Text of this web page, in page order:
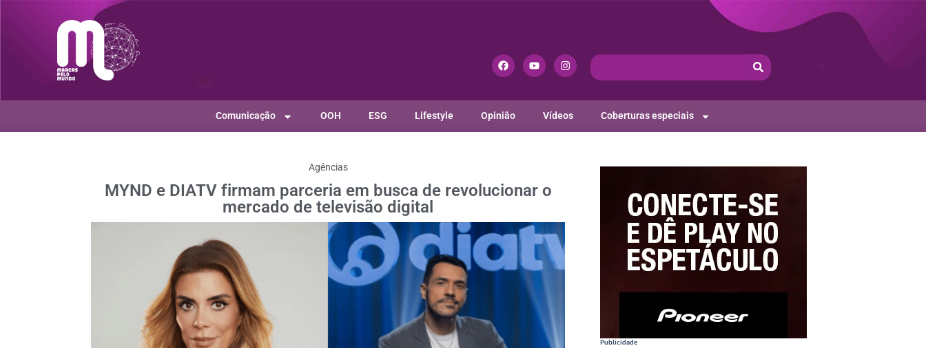
Comunicação OOH ESG Lifestyle Opinião Vídeos Coberturas especiais
Agências
MYND e DIATV firmam parceria em busca de revolucionar o
mercado de televisão digital
Publicidade